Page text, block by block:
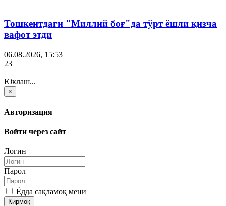
Тошкентдаги "Миллий боғ"да тўрт ёшли қизча
вафот этди
06.08.2026, 15:53
23
Юклаш...
×
Авторизация
Войти через сайт
Логин
Парол
Ёдда сақламоқ мени